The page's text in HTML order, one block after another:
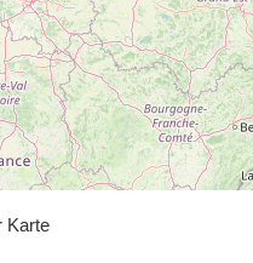
Karte